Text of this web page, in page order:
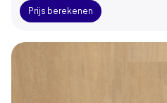
Prijs berekenen